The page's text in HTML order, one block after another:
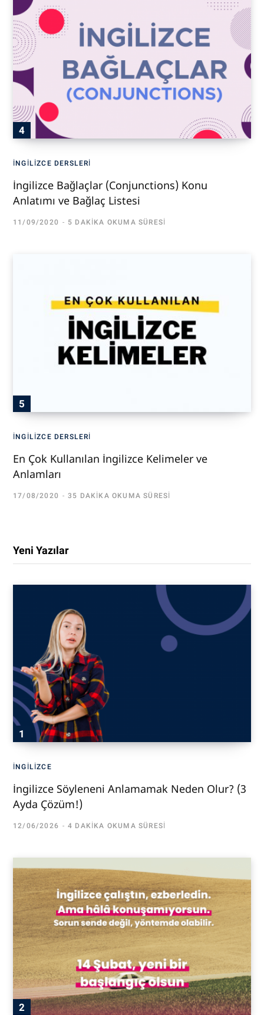
İNGILIZCE DERSLERI
İngilizce Bağlaçlar (Conjunctions) Konu
Anlatımı ve Bağlaç Listesi
11/09/2020 5 DAKIKA OKUMA SÜRESI
İNGILIZCE DERSLERI
En Çok Kullanılan İngilizce Kelimeler ve
Anlamları
17/08/2020 35 DAKIKA OKUMA SÜRESI
Yeni Yazılar
İNGILIZCE
İngilizce Söyleneni Anlamamak Neden Olur? (3
Ayda Çözüm!)
12/06/2026 4 DAKIKA OKUMA SÜRESI